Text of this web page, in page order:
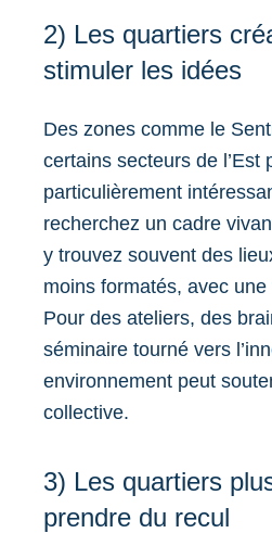
2) Les quartiers
stimuler les idées
Des zones comme le
certains secteurs de l’Est
particulièrement
recherchez un cadre
y trouvez souvent des
moins formatés, avec
Pour des ateliers, des
séminaire tourné vers
environnement peut
collective.
3) Les quartiers
prendre du recul